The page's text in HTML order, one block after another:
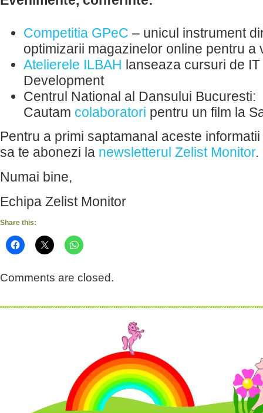
Competitia GPeC – unicul instrument
optimizarii magazinelor online pentru a
Atelierele ILBAH lanseaza cursuri de
Development
Centrul National al Dansului Bucuresti:
Cautam colaboratori pentru un film la
Pentru a primi saptamanal aceste
sa te abonezi la newsletterul Zelist Monitor.
Numai bine,
Echipa Zelist Monitor
Share this:
Comments are closed.